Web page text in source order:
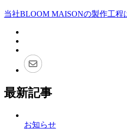
当社BLOOM MAISONの製作工程
最新記事
お知らせ